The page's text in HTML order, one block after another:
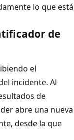
lo que está
de
el
incidente. Al
de
abre una nueva
desde la que